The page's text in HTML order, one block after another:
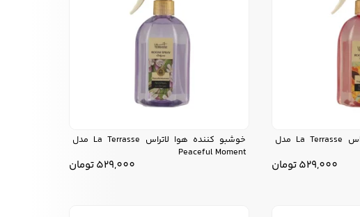
خوشبو کننده هوا لاتراس La Terrasse مدل
529,000تومان
خوشبو کننده هوا لاتراس La Terrasse مدل
Peaceful Moment
529,000تومان